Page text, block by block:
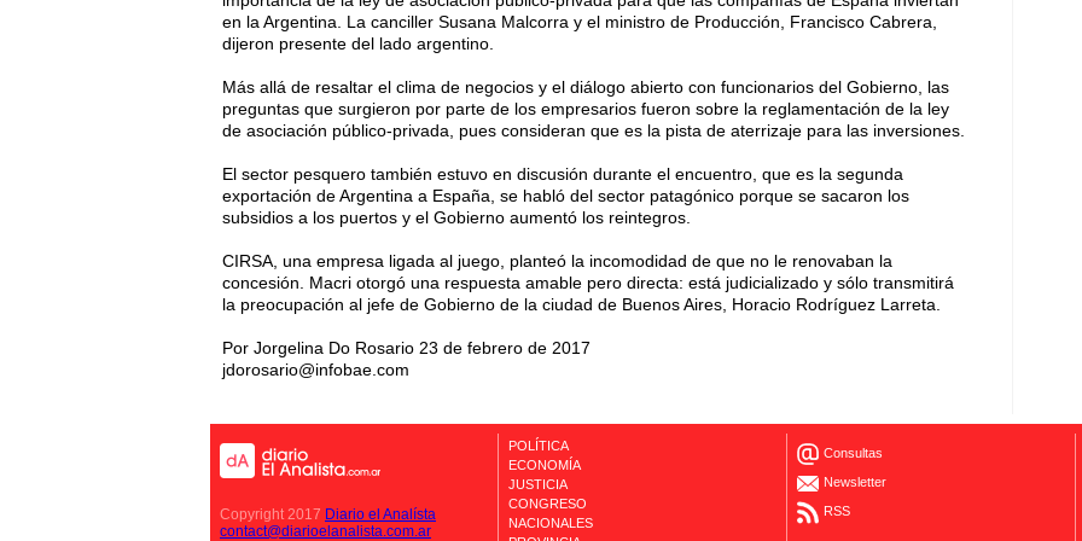
en la Argentina. La canciller Susana Malcorra y el ministro de Producción, Francisco Cabrera,
dijeron presente del lado argentino.
Más allá de resaltar el clima de negocios y el diálogo abierto con funcionarios del Gobierno, las
preguntas que surgieron por parte de los empresarios fueron sobre la reglamentación de la ley
de asociación público-privada, pues consideran que es la pista de aterrizaje para las inversiones.
El sector pesquero también estuvo en discusión durante el encuentro, que es la segunda
exportación de Argentina a España, se habló del sector patagónico porque se sacaron los
subsidios a los puertos y el Gobierno aumentó los reintegros.
CIRSA, una empresa ligada al juego, planteó la incomodidad de que no le renovaban la
concesión. Macri otorgó una respuesta amable pero directa: está judicializado y sólo transmitirá
la preocupación al jefe de Gobierno de la ciudad de Buenos Aires, Horacio Rodríguez Larreta.
Por Jorgelina Do Rosario 23 de febrero de 2017
jdorosario@infobae.com
Copyright 2017 Diario el Analísta
contact@diarioelanalista.com.ar
POLÍTICA
ECONOMÍA
JUSTICIA
CONGRESO
NACIONALES
Consultas
Newsletter
RSS